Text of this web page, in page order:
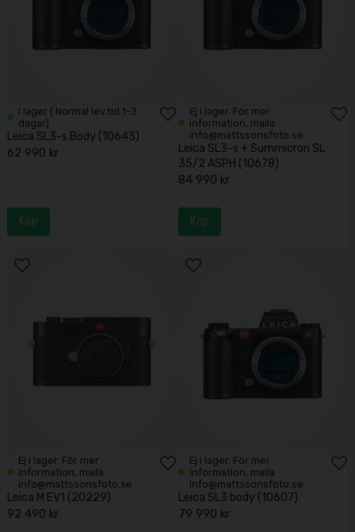
I lager ( Normal lev.tid 1-3
dagar)
Leica SL3-s Body (10643)
62 990 kr
Köp
Ej i lager. För mer
information, maila
info@mattssonsfoto.se
Leica SL3-s + Summicron SL
35/2 ASPH (10678)
84 990 kr
Köp
Ej i lager. För mer
information, maila
info@mattssonsfoto.se
Leica M EV1 (20229)
92 490 kr
Ej i lager. För mer
information, maila
info@mattssonsfoto.se
Leica SL3 body (10607)
79 990 kr